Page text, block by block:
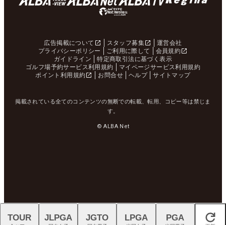
広告掲載について スタッフ募集
運営会社
プライバシーポリシー
ご利用に際して
会員規約
ガイドライン
特定商取引法に基づく表示
ゴルフ場予約サービス利用規約
マイページサービス利用規約
ポイント利用規約
お問合せ ヘルプ サイトマップ
掲載されている全てのコンテンツの無断での転載、転用、コピー等は禁じま
す。
© ALBA Net
閉じる
TOUR JLPGA JGTO LPGA PGA